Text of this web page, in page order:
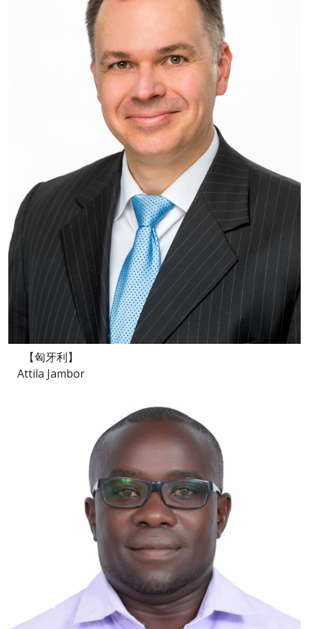
【匈牙利】
Attila Jambor